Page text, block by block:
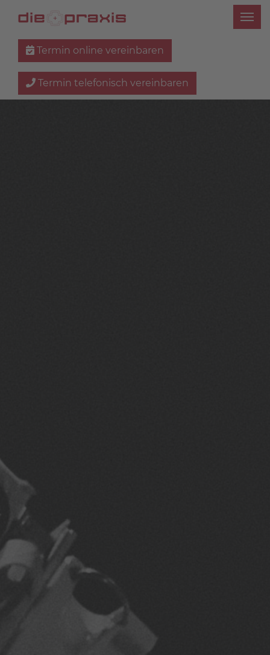
Termin online vereinbaren
Termin telefonisch vereinbaren